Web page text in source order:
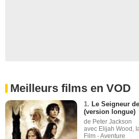
Meilleurs films en VOD
1. Le Seigneur
(version longue)
de Peter Jackson
avec Elijah Wood,
Film - Aventure